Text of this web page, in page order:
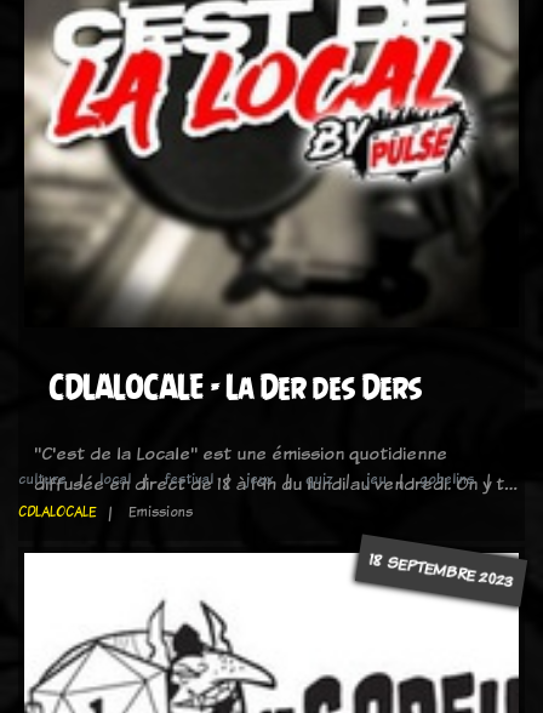
CDLALOCALE - La Der des Ders
"C'est de la Locale" est une émission quotidienne
diffusée en direct de 18 à 19h du lundi au vendredi. On y t…
culture local festival jeux quiz jeu
gobelins
CDLALOCALE
Emissions
18 SEPTEMBRE 2023